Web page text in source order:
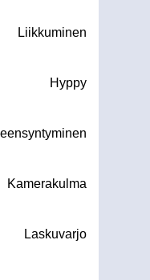
Liikkuminen
Hyppy
Kamerakulma
Laskuvarjo